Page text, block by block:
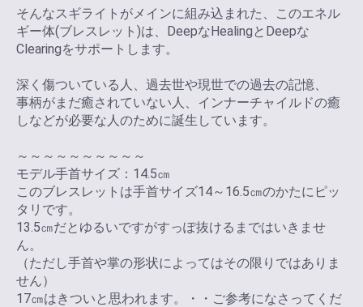
そんなスギライトがメインに組み込まれた、このエネル
ギー体(ブレスレット)は、DeepなHealingとDeepな
Clearingをサポートします。
深く傷ついている人、過去世や現世での過去の記憶、
事柄がまだ癒されていない人、インナーチャイルドの癒
しなどが必要な人のために誕生しています。
～～～～～～～～～～
モデル手首サイズ：14.5㎝
このブレスレットは手首サイズ14～16.5㎝のかたにピッ
タリです。
13.5㎝だとゆるいですがすっぽ抜けるまではいきませ
ん。
（ただし手首や掌の形状によってはその限りではありま
せん）
17㎝はきついと思われます。・・ご参考になさってくだ